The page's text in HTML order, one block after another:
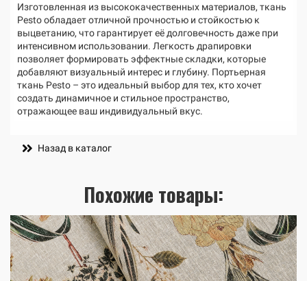
Изготовленная из высококачественных материалов, ткань
Pesto обладает отличной прочностью и стойкостью к
выцветанию, что гарантирует её долговечность даже при
интенсивном использовании. Легкость драпировки
позволяет формировать эффектные складки, которые
добавляют визуальный интерес и глубину. Портьерная
ткань Pesto – это идеальный выбор для тех, кто хочет
создать динамичное и стильное пространство,
отражающее ваш индивидуальный вкус.
Назад в каталог
Похожие товары: